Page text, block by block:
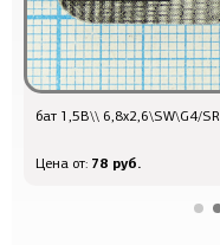
бат 1,5В\\ 6,8x2,6\SW\G4/
Цена от: 78 руб.